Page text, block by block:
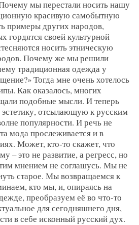
мы перестали носить нашу
красивую самобытную
примеры других народов,
гордятся своей культурной
носить этническую
Почему же мы решили
традиционная одежда у
Тогда мне очень хотелось
Как оказалось, многих
подобные мысли. И теперь
эстетику, отсылающую к русским
популярности. И речь не
мода прослеживается и в
Может, кто-то скажет, что
– это не развитие, а регресс, но
мнением не соглашусь. Мы не
старое. Мы возвращаемся к
кто мы, и, опираясь на
преобразуем её во что-то
для сегодняшнего дня,
в себе исконный русский дух.